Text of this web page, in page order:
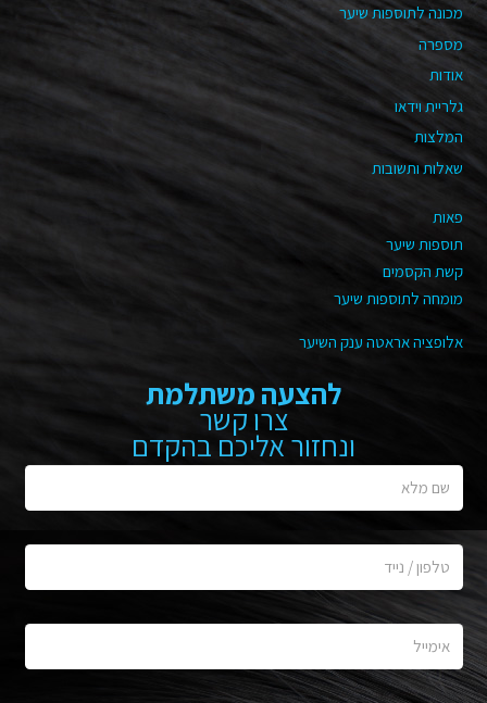
מכונה לתוספות שיער
מספרה
אודות
גלריית וידאו
המלצות
שאלות ותשובות
פאות
תוספות שיער
קשת הקסמים
מומחה לתוספות שיער
אלופציה אראטה ענק השיער
להצעה משתלמת
צרו קשר
ונחזור אליכם בהקדם